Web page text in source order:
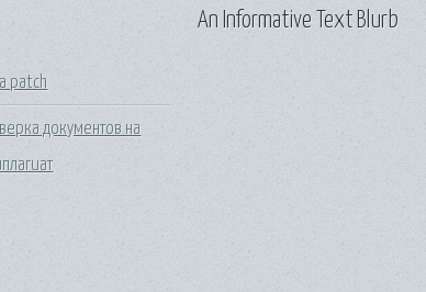
patch
документов на
An Informative Text Blurb